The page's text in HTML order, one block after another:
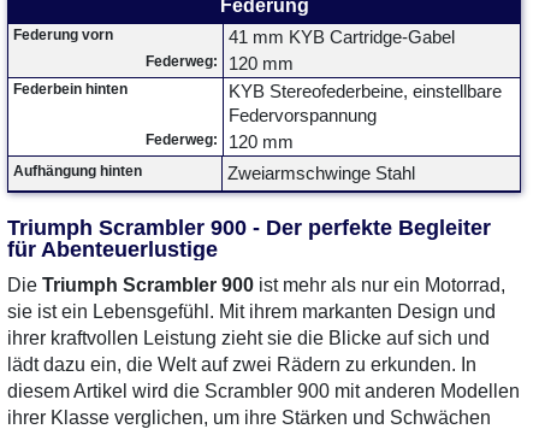
Federung
Federung vorn 41 mm KYB Cartridge-Gabel
Federweg: 120 mm
Federbein hinten
KYB Stereofederbeine, einstellbare
Federvorspannung
Federweg: 120 mm
Aufhängung hinten Zweiarmschwinge Stahl
Triumph Scrambler 900 - Der perfekte Begleiter
für Abenteuerlustige
Die Triumph Scrambler 900 ist mehr als nur ein Motorrad,
sie ist ein Lebensgefühl. Mit ihrem markanten Design und
ihrer kraftvollen Leistung zieht sie die Blicke auf sich und
lädt dazu ein, die Welt auf zwei Rädern zu erkunden. In
diesem Artikel wird die Scrambler 900 mit anderen Modellen
ihrer Klasse verglichen, um ihre Stärken und Schwächen